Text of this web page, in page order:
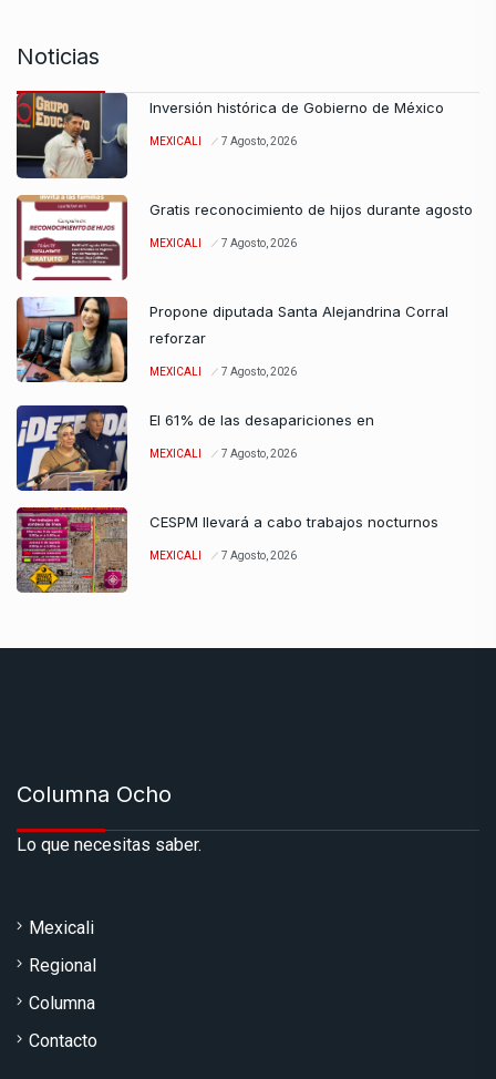
Noticias
Inversión histórica de Gobierno de México
MEXICALI 7 Agosto, 2026
Gratis reconocimiento de hijos durante agosto
MEXICALI 7 Agosto, 2026
Propone diputada Santa Alejandrina Corral
reforzar
MEXICALI 7 Agosto, 2026
El 61% de las desapariciones en
MEXICALI 7 Agosto, 2026
CESPM llevará a cabo trabajos nocturnos
MEXICALI 7 Agosto, 2026
Columna Ocho
Lo que necesitas saber.
Mexicali
Regional
Columna
Contacto